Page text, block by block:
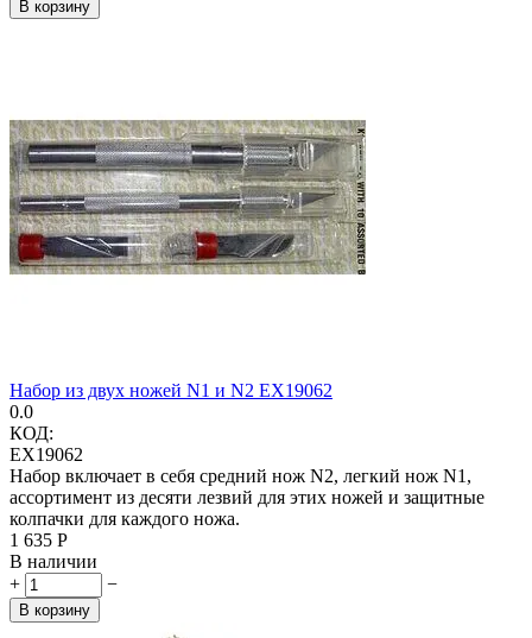
В корзину
Набор из двух ножей N1 и N2 EX19062
0.0
КОД:
EX19062
Набор включает в себя средний нож N2, легкий нож N1,
ассортимент из десяти лезвий для этих ножей и защитные
колпачки для каждого ножа.
1 635 Р
В наличии
+
−
В корзину